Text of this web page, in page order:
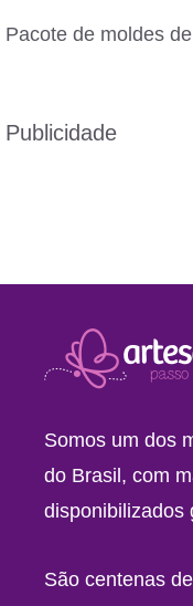
Pacote de moldes
Publicidade
Somos um dos
do Brasil, com
disponibilizados
São centenas